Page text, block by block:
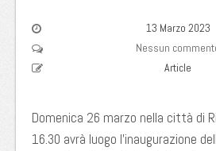
13 Marzo 2023
Nessun
Article
Domenica 26 marzo nella città di
16.30 avrà luogo l’inaugurazione